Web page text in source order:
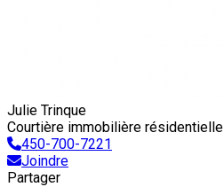
Julie Trinque
Courtière immobilière résidentielle
450-700-7221
Joindre
Partager